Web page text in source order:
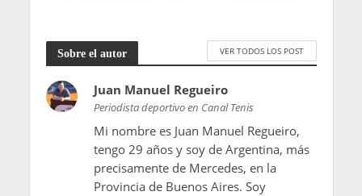
Sobre el autor VER TODOS LOS POST
Juan Manuel Regueiro
Periodista deportivo en Canal Tenis
Mi nombre es Juan Manuel Regueiro,
tengo 29 años y soy de Argentina, más
precisamente de Mercedes, en la
Provincia de Buenos Aires. Soy